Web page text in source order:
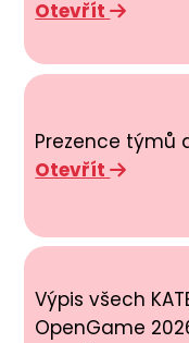
Otevřít
Prezence týmů
Otevřít
Výpis všech
OpenGame